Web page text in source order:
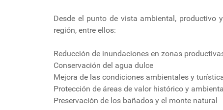
Desde el punto de vista ambiental,
región, entre ellos:
Reducción de inundaciones en zonas
Conservación del agua dulce
Mejora de las condiciones ambientales y
Protección de áreas de valor histórico y
Preservación de los bañados y el monte natural